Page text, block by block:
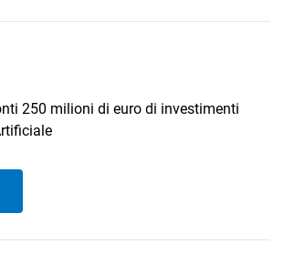
250 milioni di euro di investimenti